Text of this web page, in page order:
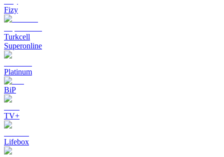
Fizy
Turkcell
Superonline
Platinum
BiP
TV+
Lifebox